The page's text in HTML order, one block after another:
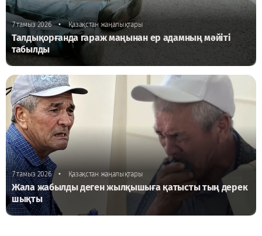
7 тамыз 2026 • Қазақстан жаңалықтары
Талдықорғанда гараж маңынан ер адамның мәйіті
табылды
7 тамыз 2026 • Қазақстан жаңалықтары
Жала жабылды деген жылқышыға қатысты тың дерек
шықты